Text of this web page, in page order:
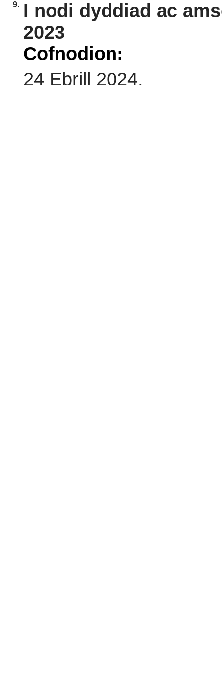
9.
I nodi dyddiad ac
2023
Cofnodion:
24 Ebrill 2024.